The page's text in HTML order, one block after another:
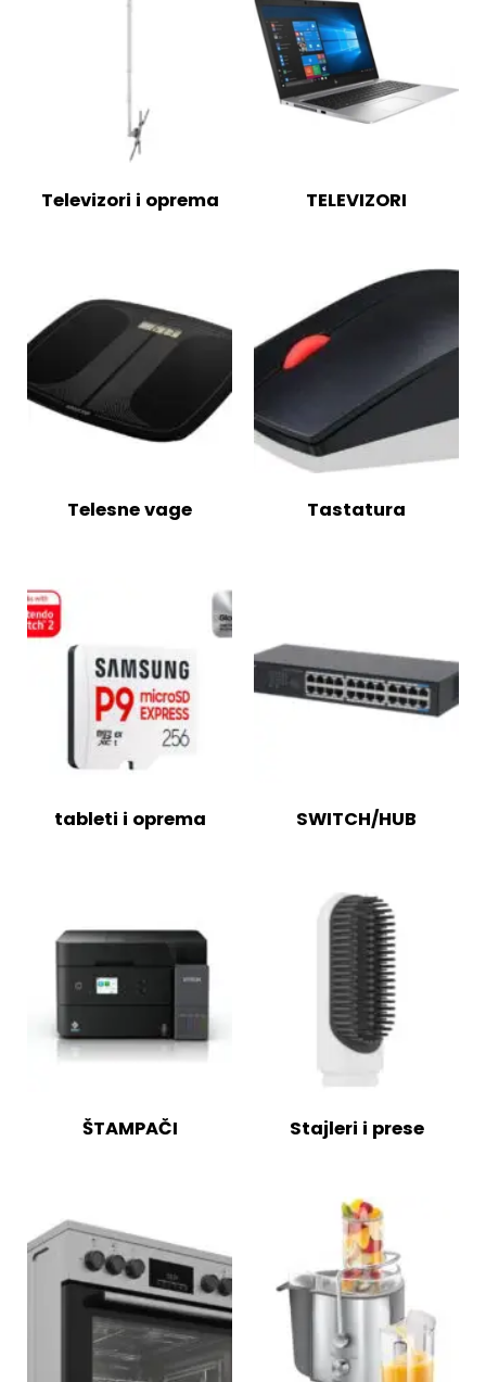
Televizori i oprema TELEVIZORI
Telesne vage Tastatura
tableti i oprema SWITCH/HUB
ŠTAMPAČI Stajleri i prese